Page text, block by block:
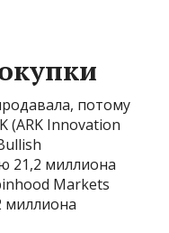
потому
(ARK Innovation
21,2 миллиона
Markets
миллиона